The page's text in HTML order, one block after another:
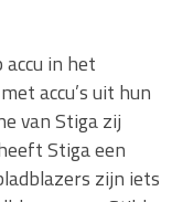
in het
accu’s uit hun
van Stiga zij
Stiga een
zijn iets